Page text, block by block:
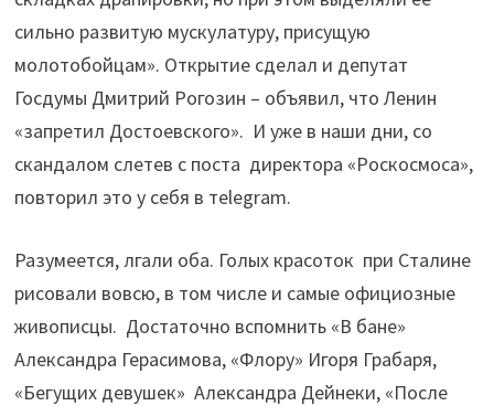
сильно развитую мускулатуру, присущую
молотобойцам». Открытие сделал и депутат
Госдумы Дмитрий Рогозин – объявил, что Ленин
«запретил Достоевского». И уже в наши дни, со
скандалом слетев с поста директора «Роскосмоса»,
повторил это у себя в тelegram.
Разумеется, лгали оба. Голых красоток при Сталине
рисовали вовсю, в том числе и самые официозные
живописцы. Достаточно вспомнить «В бане»
Александра Герасимова, «Флору» Игоря Грабаря,
«Бегущих девушек» Александра Дейнеки, «После